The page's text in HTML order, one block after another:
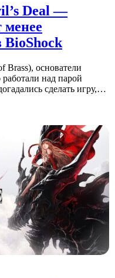
Deal —
BioShock
Brass), основатели
над парой
сделать игру,…